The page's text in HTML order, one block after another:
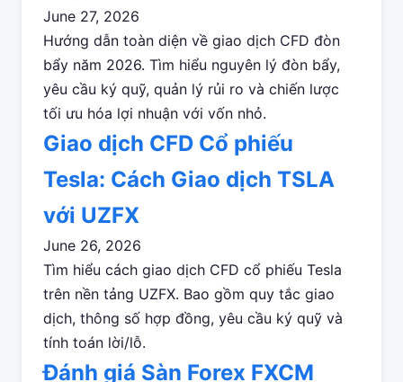
June 27, 2026
Hướng dẫn toàn diện về giao dịch CFD đòn
bẩy năm 2026. Tìm hiểu nguyên lý đòn bẩy,
yêu cầu ký quỹ, quản lý rủi ro và chiến lược
tối ưu hóa lợi nhuận với vốn nhỏ.
Giao dịch CFD Cổ phiếu
Tesla: Cách Giao dịch TSLA
với UZFX
June 26, 2026
Tìm hiểu cách giao dịch CFD cổ phiếu Tesla
trên nền tảng UZFX. Bao gồm quy tắc giao
dịch, thông số hợp đồng, yêu cầu ký quỹ và
tính toán lời/lỗ.
Đánh giá Sàn Forex FXCM